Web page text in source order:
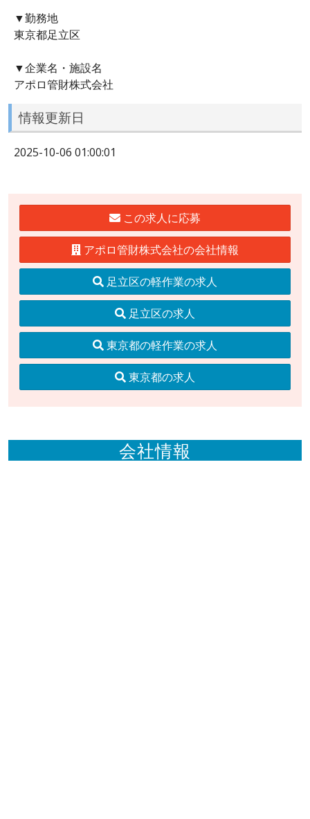
▼勤務地
東京都足立区
▼企業名・施設名
アポロ管財株式会社
情報更新日
2025-10-06 01:00:01
この求人に応募
アポロ管財株式会社の会社情報
足立区の軽作業の求人
足立区の求人
東京都の軽作業の求人
東京都の求人
会社情報